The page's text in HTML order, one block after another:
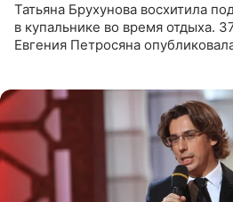
Татьяна Брухунова восхитила
в купальнике во время отдыха.
Евгения Петросяна